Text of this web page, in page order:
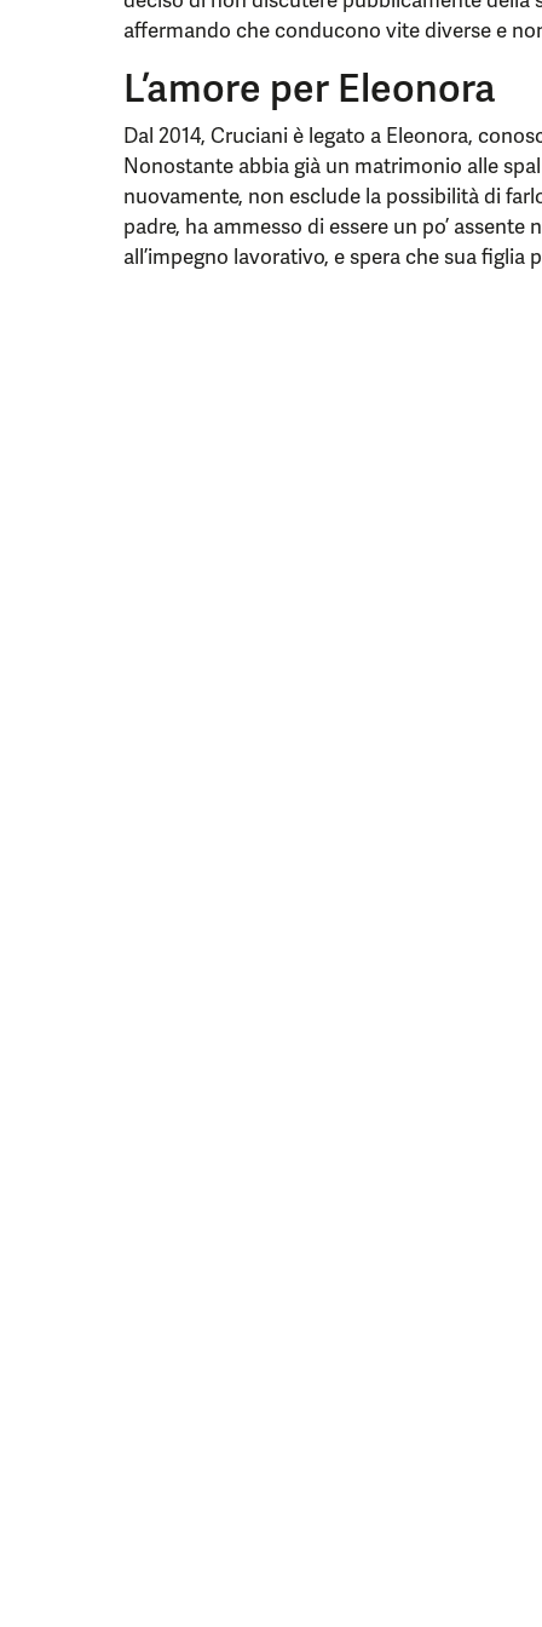
affermando che conducono vite diverse e
L’amore per Eleonora
Dal 2014, Cruciani è legato a Eleonora,
Nonostante abbia già un matrimonio alle
nuovamente, non esclude la possibilità di
padre, ha ammesso di essere un po’
all’impegno lavorativo, e spera che sua figlia